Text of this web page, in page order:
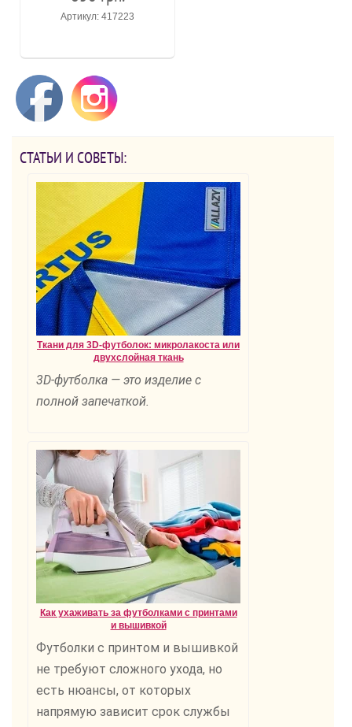
Артикул: 417223
СТАТЬИ И СОВЕТЫ:
Ткани для 3D-футболок: микролакоста или
двухслойная ткань
3D-футболка — это изделие с
полной запечаткой.
Как ухаживать за футболками с принтами
и вышивкой
Футболки с принтом и вышивкой
не требуют сложного ухода, но
есть нюансы, от которых
напрямую зависит срок службы